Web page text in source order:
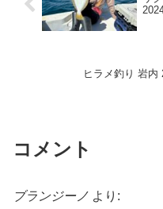
ヒラメ釣り 岩内
コメント
ブランジーノ より: